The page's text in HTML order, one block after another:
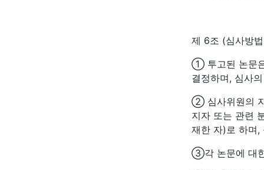
제 6조 (심사방
① 투고된 논문
결정하며, 심사
② 심사위원의
지자 또는 관련
재한 자)로 하며,
③각 논문에 대